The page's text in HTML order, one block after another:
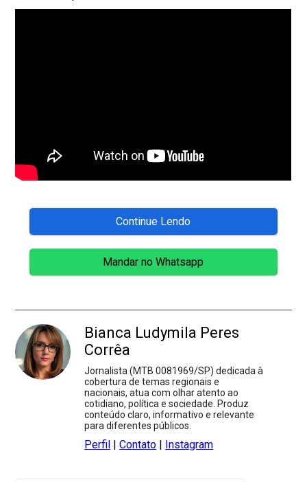
Continue Lendo
Mandar no Whatsapp
Bianca Ludymila Peres
Corrêa
Jornalista (MTB 0081969/SP) dedicada à
cobertura de temas regionais e
nacionais, atua com olhar atento ao
cotidiano, política e sociedade. Produz
conteúdo claro, informativo e relevante
para diferentes públicos.
Perfil |Contato | Instagram